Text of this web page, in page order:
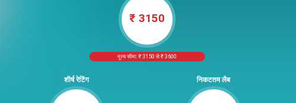
₹ 3150
मूल्य सीमा: ₹ 3150 से ₹ 3600
शीर्ष रेटिंग निकटतम लैब